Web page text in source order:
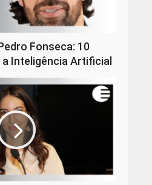
Fonseca: 10
Inteligência Artificial